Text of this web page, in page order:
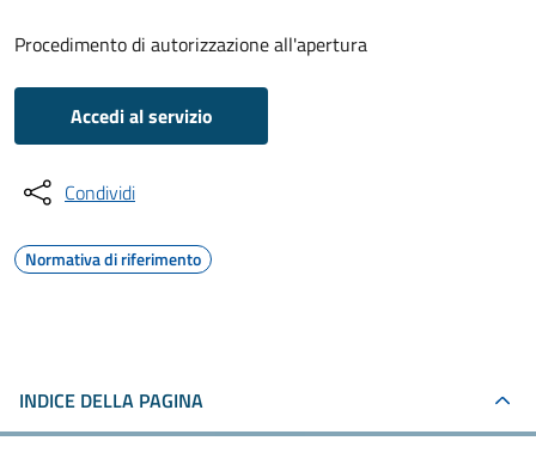
Procedimento di autorizzazione all'apertura
Accedi al servizio
Condividi
Normativa di riferimento
INDICE DELLA PAGINA